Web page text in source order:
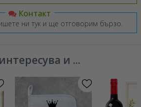
Контакт
въпроси? Пишете ни тук и ще отговорим бързо.
и ...